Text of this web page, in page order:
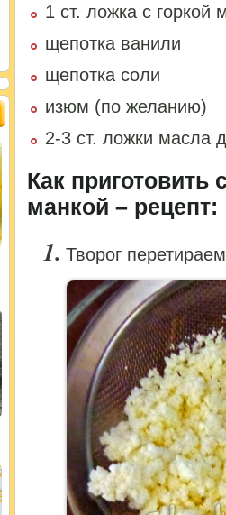
1 ст. ложка с горкой
щепотка ванили
щепотка соли
изюм (по желанию)
2-3 ст. ложки масла
Как приготовить
манкой – рецепт:
Творог